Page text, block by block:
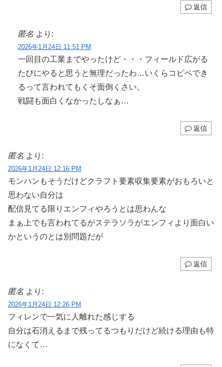
返信
匿名 より:
2026年1月24日 11:51 PM
一回目の工業までやったけど・・・フィールド広がる
たびにやると思うと無理だったわ…いくらコピペでき
るって言われてもくそ面倒くさい。
戦闘も面白くなかったしなぁ…
返信
匿名 より:
2026年1月24日 12:16 PM
モンハンもそうだけどクラフト要素収集要素がおもろいと
思わない自分は
配信見てる限りエンフィやろうとは思わんな
まぁ上でも言われてるがステラソラがエンフィより面白い
かというのとは別問題だが
返信
匿名 より:
2026年1月24日 12:26 PM
フィレンで一気に人離れた感じする
自分は石消えるまで残ってるつもりだけど続ける理由も特
になくて…